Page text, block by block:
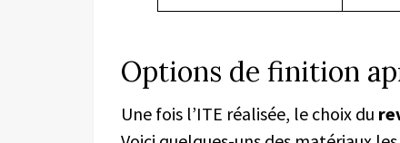
Options de finition
Une fois l’ITE réalisée, le choix du